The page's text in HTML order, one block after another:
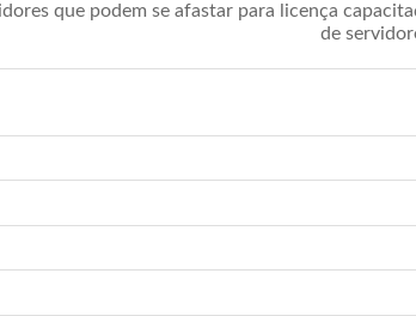
que podem se afastar para licença
de